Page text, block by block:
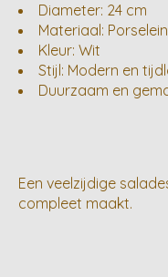
Diameter: 24 cm
Materiaal: Porselein
Kleur: Wit
Stijl: Modern en
Duurzaam en
Een veelzijdige
compleet maakt.